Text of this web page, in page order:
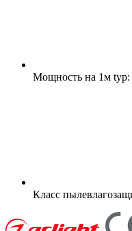
Мощность на 1м typ:
Класс